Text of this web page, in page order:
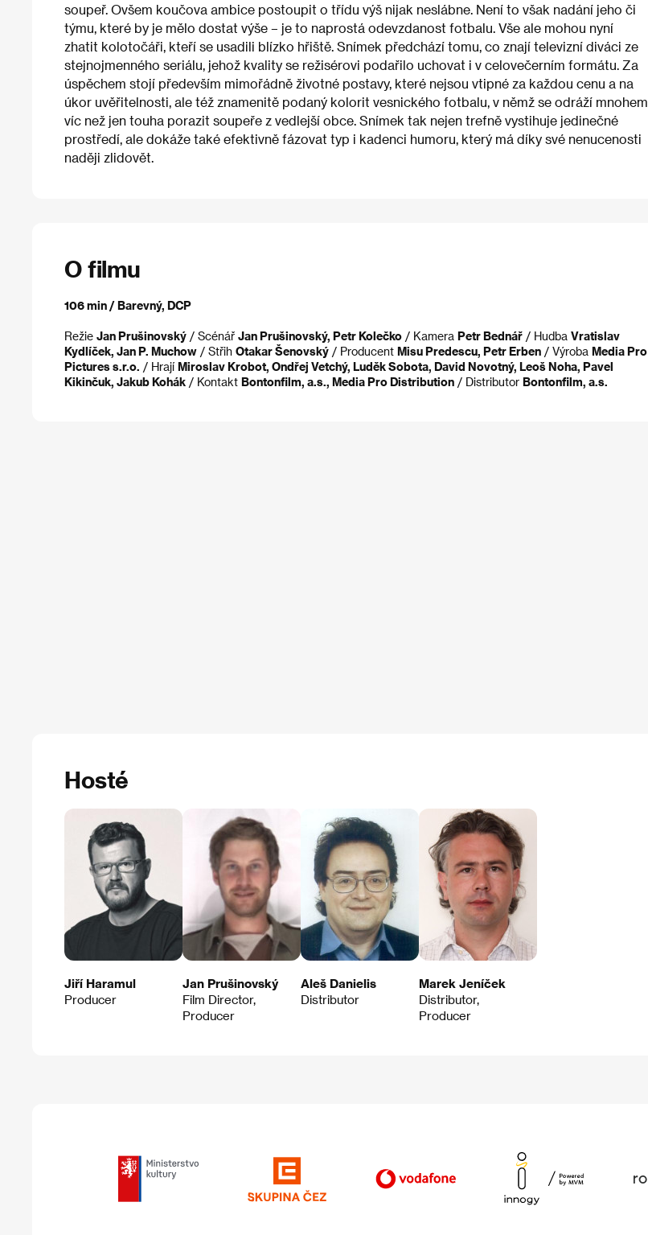
soupeř. Ovšem koučova ambice postoupit o třídu výš nijak neslábne. Není to však nadání jeho či
týmu, které by je mělo dostat výše – je to naprostá odevzdanost fotbalu. Vše ale mohou nyní
zhatit kolotočáři, kteří se usadili blízko hřiště. Snímek předchází tomu, co znají televizní diváci ze
stejnojmenného seriálu, jehož kvality se režisérovi podařilo uchovat i v celovečerním formátu. Za
úspěchem stojí především mimořádně životné postavy, které nejsou vtipné za každou cenu a na
úkor uvěřitelnosti, ale též znamenitě podaný kolorit vesnického fotbalu, v němž se odráží mnohem
víc než jen touha porazit soupeře z vedlejší obce. Snímek tak nejen trefně vystihuje jedinečné
prostředí, ale dokáže také efektivně fázovat typ i kadenci humoru, který má díky své nenucenosti
naději zlidovět.
O filmu
106 min / Barevný, DCP
Režie Jan Prušinovský / Scénář Jan Prušinovský, Petr Kolečko / Kamera Petr Bednář / Hudba Vratislav
Kydlíček, Jan P. Muchow / Střih Otakar Šenovský / Producent Misu Predescu, Petr Erben / Výroba Media Pro
Pictures s.r.o. / Hrají Miroslav Krobot, Ondřej Vetchý, Luděk Sobota, David Novotný, Leoš Noha, Pavel
Kikinčuk, Jakub Kohák / Kontakt Bontonfilm, a.s., Media Pro Distribution / Distributor Bontonfilm, a.s.
Hosté
Jiří Haramul
Producer
Jan Prušinovský
Film Director,
Producer
Aleš Danielis
Distributor
Marek Jeníček
Distributor,
Producer